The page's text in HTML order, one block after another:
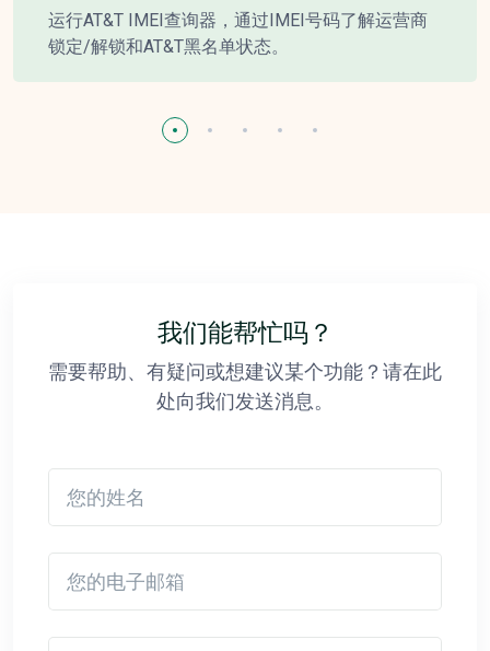
运行AT&T IMEI查询器，通过IMEI号码了解运营商
锁定/解锁和AT&T黑名单状态。
我们能帮忙吗？
需要帮助、有疑问或想建议某个功能？请在此
处向我们发送消息。